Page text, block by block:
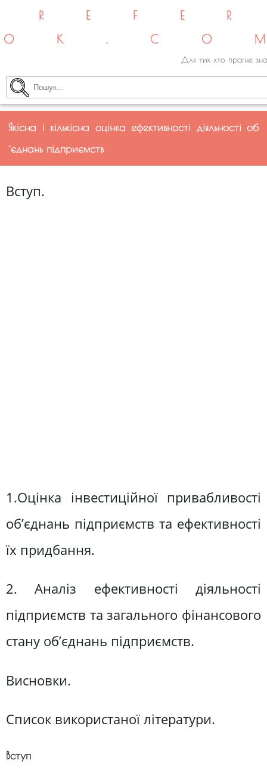
Для тих хто прагне
Якісна і кількісна оцінка ефективності діяльності об
´єднань підприємств
Вступ.
1.Оцінка інвестиційної привабливості
об’єднань підприємств та ефективності
їх придбання.
2. Аналіз ефективності діяльності
підприємств та загального фінансового
стану об’єднань підприємств.
Висновки.
Список використаної літератури.
Вступ